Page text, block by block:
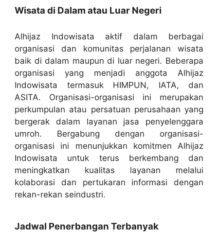
Wisata di Dalam atau Luar Negeri
Alhijaz Indowisata aktif dalam berbagai
organisasi dan komunitas perjalanan wisata
baik di dalam maupun di luar negeri. Beberapa
organisasi yang menjadi anggota Alhijaz
Indowisata termasuk HIMPUN, IATA, dan
ASITA. Organisasi-organisasi ini merupakan
perkumpulan atau persatuan perusahaan yang
bergerak dalam layanan jasa penyelenggara
umroh. Bergabung dengan organisasi-
organisasi ini menunjukkan komitmen Alhijaz
Indowisata untuk terus berkembang dan
meningkatkan kualitas layanan melalui
kolaborasi dan pertukaran informasi dengan
rekan-rekan seindustri.
Jadwal Penerbangan Terbanyak